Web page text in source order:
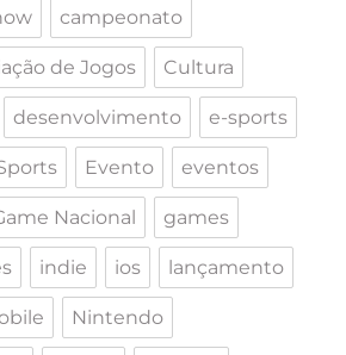
campeonato
de Jogos Cultura
desenvolvimento e-sports
Evento eventos
Nacional games
indie ios lançamento
Nintendo